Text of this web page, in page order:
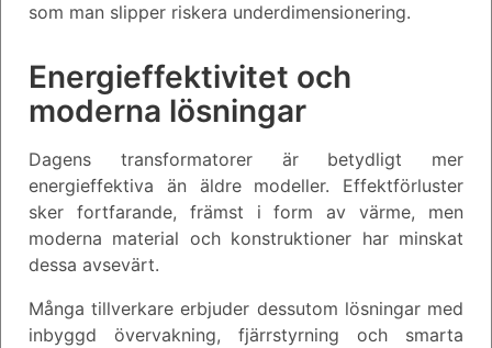
som man slipper riskera underdimensionering.
Energieffektivitet och
moderna lösningar
Dagens transformatorer är betydligt mer
energieffektiva än äldre modeller. Effektförluster
sker fortfarande, främst i form av värme, men
moderna material och konstruktioner har minskat
dessa avsevärt.
Många tillverkare erbjuder dessutom lösningar med
inbyggd övervakning, fjärrstyrning och smarta